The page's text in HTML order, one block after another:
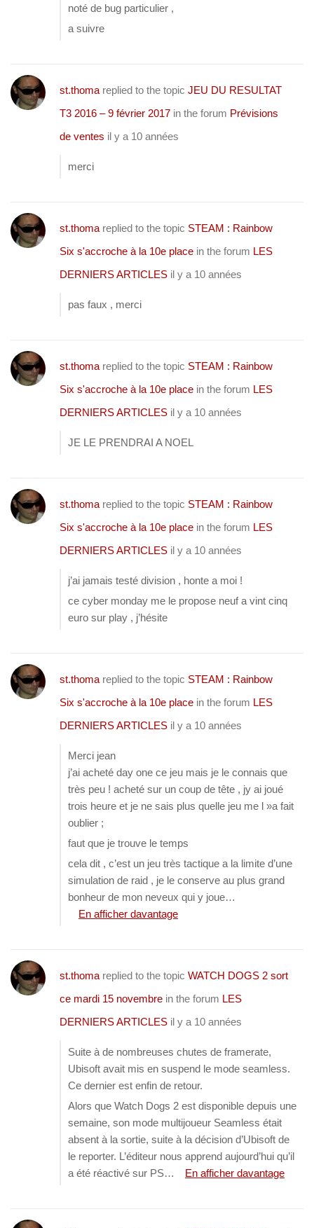
noté de bug particulier ,
a suivre
st.thoma replied to the topic JEU DU RESULTAT
T3 2016 – 9 février 2017 in the forum Prévisions
de ventes il y a 10 années
merci
st.thoma replied to the topic STEAM : Rainbow
Six s'accroche à la 10e place in the forum LES
DERNIERS ARTICLES il y a 10 années
pas faux , merci
st.thoma replied to the topic STEAM : Rainbow
Six s'accroche à la 10e place in the forum LES
DERNIERS ARTICLES il y a 10 années
JE LE PRENDRAI A NOEL
st.thoma replied to the topic STEAM : Rainbow
Six s'accroche à la 10e place in the forum LES
DERNIERS ARTICLES il y a 10 années
j’ai jamais testé division , honte a moi !
ce cyber monday me le propose neuf a vint cinq
euro sur play , j’hésite
st.thoma replied to the topic STEAM : Rainbow
Six s'accroche à la 10e place in the forum LES
DERNIERS ARTICLES il y a 10 années
Merci jean
j’ai acheté day one ce jeu mais je le connais que
très peu ! acheté sur un coup de tête , jy ai joué
trois heure et je ne sais plus quelle jeu me l »a fait
oublier ;
faut que je trouve le temps
cela dit , c’est un jeu très tactique a la limite d’une
simulation de raid , je le conserve au plus grand
bonheur de mon neveux qui y joue…
En afficher davantage
st.thoma replied to the topic WATCH DOGS 2 sort
ce mardi 15 novembre in the forum LES
DERNIERS ARTICLES il y a 10 années
Suite à de nombreuses chutes de framerate,
Ubisoft avait mis en suspend le mode seamless.
Ce dernier est enfin de retour.
Alors que Watch Dogs 2 est disponible depuis une
semaine, son mode multijoueur Seamless était
absent à la sortie, suite à la décision d’Ubisoft de
le reporter. L’éditeur nous apprend aujourd’hui qu’il
a été réactivé sur PS…
En afficher davantage